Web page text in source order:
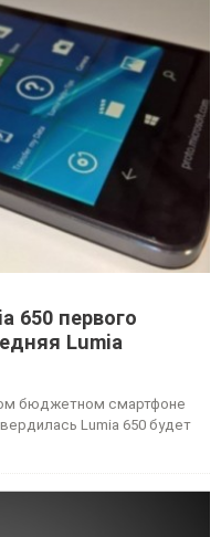
650 первого
Lumia
бюджетном смартфоне
Lumia 650 будет